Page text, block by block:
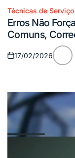
Posted
in
Técnicas de Serviço
Erros Não
Comuns,
Posted
17/02/2026
Posted